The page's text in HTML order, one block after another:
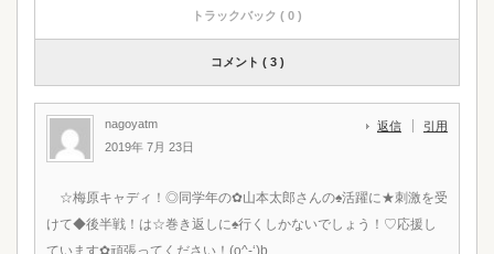
トラックバック ( 0 )
コメント ( 3 )
nagoyatm
2019年 7月 23日
返信 引用
☆梅原キャディ！◎同学年の✿山本太郎さんの♠活躍に★刺激を受
けて◆後半戦！は☆巻き返しに♠行くしかないでしょう！♡応援し